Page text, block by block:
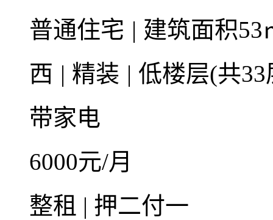
普通住宅 | 建筑面积
西 | 精装 | 低楼层(共
带家电
6000元/月
整租 | 押二付一